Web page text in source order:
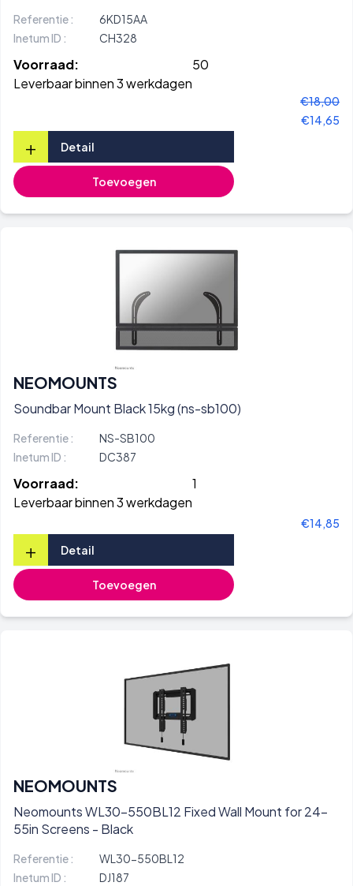
Referentie :
6KD15AA
Inetum ID :
CH328
Voorraad:
50
Leverbaar binnen 3 werkdagen
€18,00
€14,65
+ Detail
Toevoegen
NEOMOUNTS
Soundbar Mount Black 15kg (ns-sb100)
Referentie :
NS-SB100
Inetum ID :
DC387
Voorraad:
1
Leverbaar binnen 3 werkdagen
€14,85
+ Detail
Toevoegen
NEOMOUNTS
Neomounts WL30-550BL12 Fixed Wall Mount for 24-
55in Screens - Black
Referentie :
WL30-550BL12
Inetum ID :
DJ187